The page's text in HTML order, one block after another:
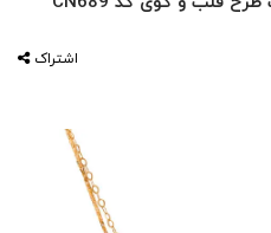
اشتراک